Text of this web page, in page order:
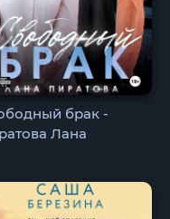
брак -
Лана